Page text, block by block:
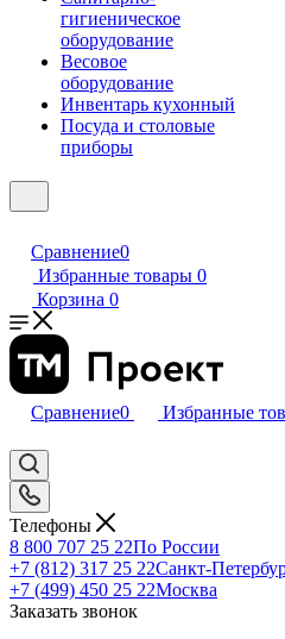
гигиеническое
оборудование
Весовое
оборудование
Инвентарь кухонный
Посуда и столовые
приборы
Сравнение0
Избранные товары 0
Корзина 0
Сравнение0 Избранные
Телефоны
8 800 707 25 22По России
+7 (812) 317 25 22Санкт-
+7 (499) 450 25 22Москва
Заказать звонок